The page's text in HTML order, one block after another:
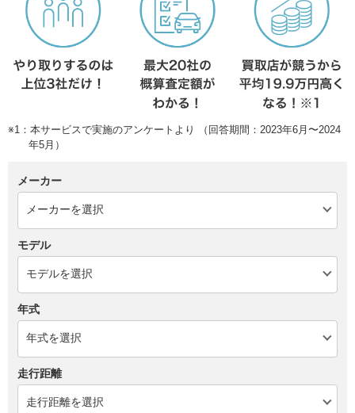
※1：本サービスで実施のアンケートより （回答期間：2023年6月〜2024
年5月）
メーカー
モデル
年式
走行距離